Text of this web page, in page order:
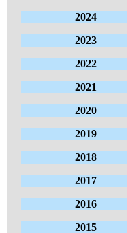
2024
2023
2022
2021
2020
2019
2018
2017
2016
2015